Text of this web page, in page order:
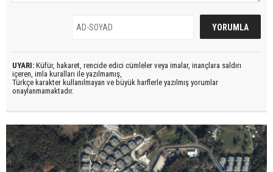
UYARI: Küfür, hakaret, rencide edici cümleler veya imalar, inançlara saldırı
içeren, imla kuralları ile yazılmamış,
Türkçe karakter kullanılmayan ve büyük harflerle yazılmış yorumlar
onaylanmamaktadır.